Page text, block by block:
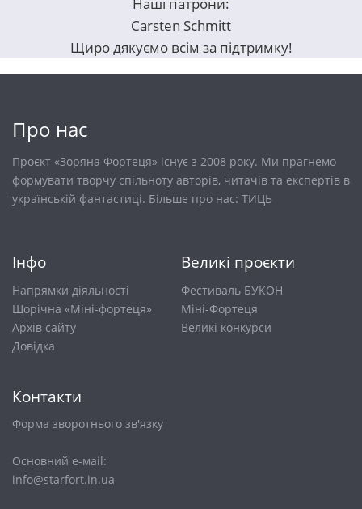
Carsten Schmitt
Щиро дякуємо всім за підтримку!
Про нас
Проєкт «Зоряна Фортеця» існує з 2008 року. Ми прагнемо
формувати творчу спільноту авторів, читачів та експертів в
українській фантастиці. Більше про нас: ТИЦЬ
Інфо
Напрямки діяльності
Щорічна «Міні-фортеця»
Архів сайту
Довiдка
Великі проєкти
Фестиваль БУКОН
Міні-Фортеця
Великі конкурси
Контакти
Форма зворотнього зв'язку
Основний е-маіl:
info@starfort.in.ua